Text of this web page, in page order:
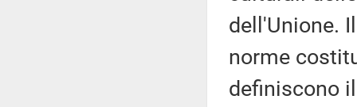
dell'Unione.
norme
definiscono